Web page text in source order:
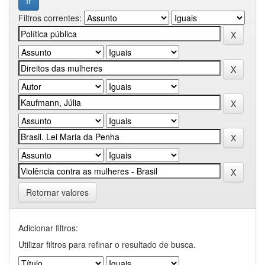
Filtros correntes:
Retornar valores
Adicionar filtros:
Utilizar filtros para refinar o resultado de busca.